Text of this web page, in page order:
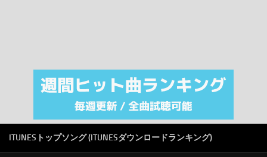
注目カテゴリ
オリジナルiTunes週間トップソング
ITUNESトップソング (ITUNESダウンロードランキング)